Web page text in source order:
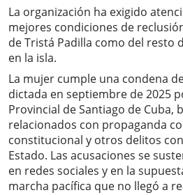
La organización ha exigido
mejores condiciones de
de Tristá Padilla como del resto
en la isla.
La mujer cumple una condena
dictada en septiembre de 2025
Provincial de Santiago de Cuba,
relacionados con propaganda
constitucional y otros delitos
Estado. Las acusaciones se
en redes sociales y en la
marcha pacífica que no llegó a